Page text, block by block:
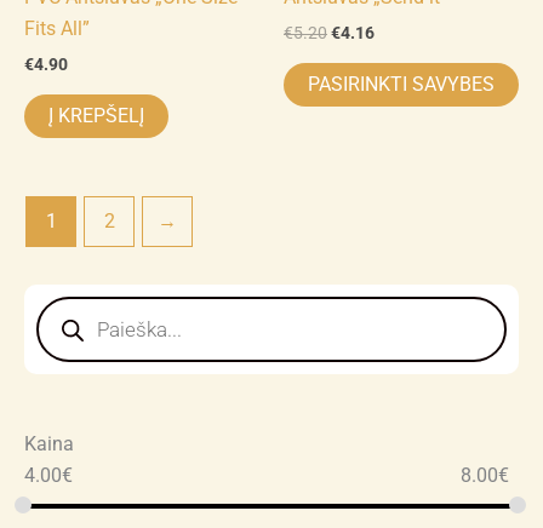
Products
search
Kaina
4.00€ 8.00€
Fits All”
€4.90
Į KREPŠELĮ
€5.20€4.16
PASIRINKTI SAVYBES
1 2 →